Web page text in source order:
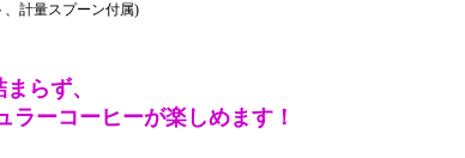
計量スプーン付属)
らず、
ーコーヒーが楽しめます！